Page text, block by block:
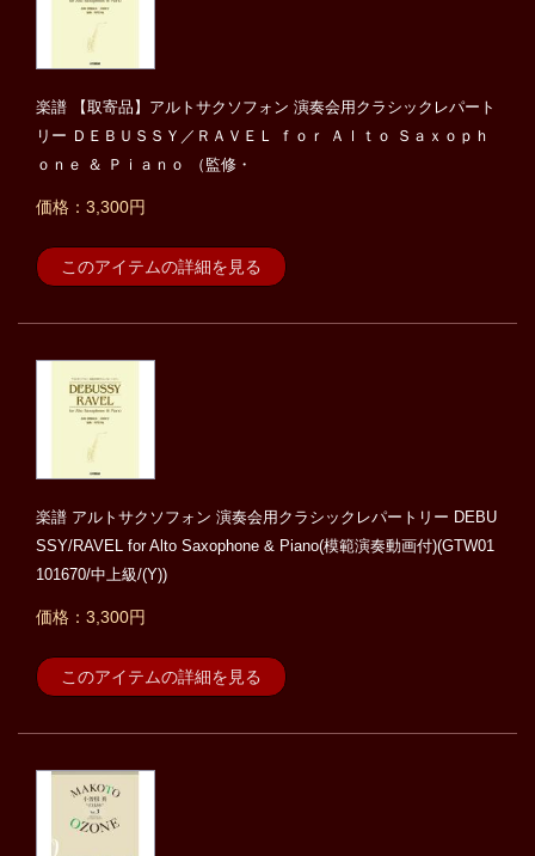
楽譜 【取寄品】アルトサクソフォン 演奏会用クラシックレパート
リー ＤＥＢＵＳＳＹ／ＲＡＶＥＬ ｆｏｒ Ａｌｔｏ Ｓａｘｏｐｈ
ｏｎｅ ＆ Ｐｉａｎｏ （監修・
価格：3,300円
このアイテムの詳細を見る
楽譜 アルトサクソフォン 演奏会用クラシックレパートリー DEBU
SSY/RAVEL for Alto Saxophone & Piano(模範演奏動画付)(GTW01
101670/中上級/(Y))
価格：3,300円
このアイテムの詳細を見る